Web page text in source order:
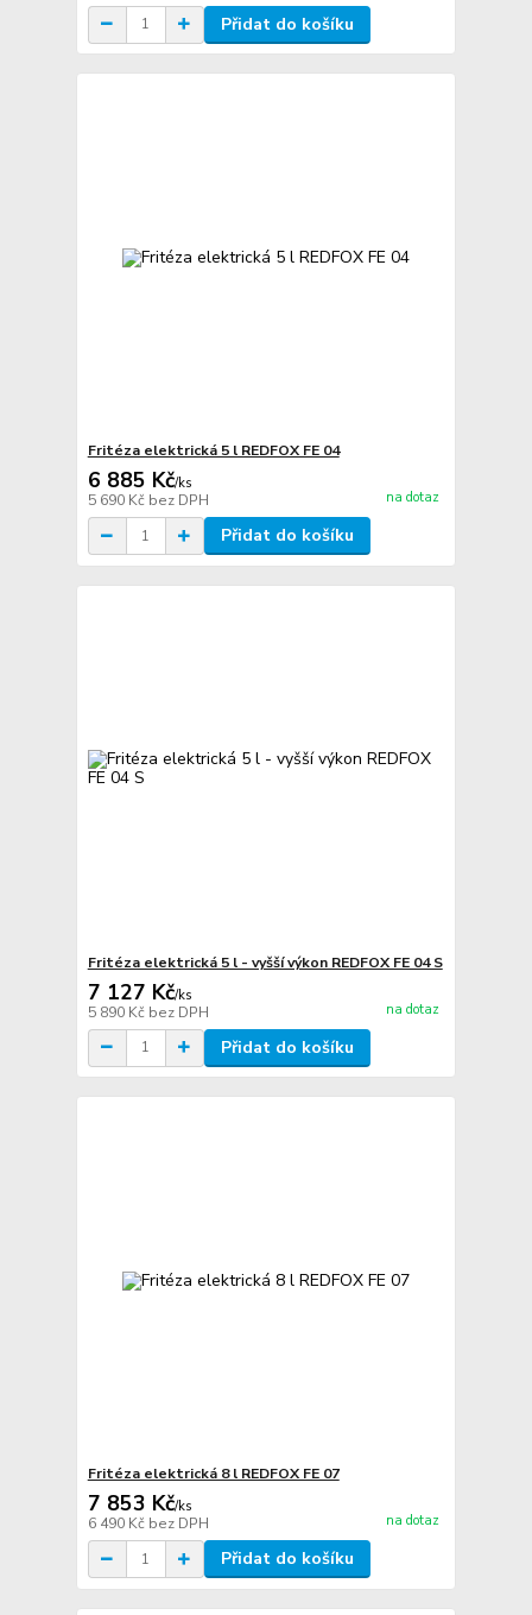
Přidat do košíku
Fritéza elektrická 5 l REDFOX FE 04
6 885 Kč/ks
5 690 Kč bez DPH na dotaz
Přidat do košíku
Fritéza elektrická 5 l - vyšší výkon REDFOX FE 04 S
7 127 Kč/ks
5 890 Kč bez DPH na dotaz
Přidat do košíku
Fritéza elektrická 8 l REDFOX FE 07
7 853 Kč/ks
6 490 Kč bez DPH na dotaz
Přidat do košíku